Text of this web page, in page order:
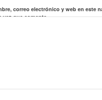
correo electrónico y web en este
vez que comente.